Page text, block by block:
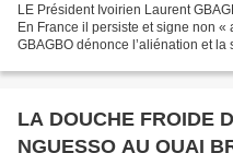
LE Président Ivoirien Laurent
En France il persiste et signe non
GBAGBO dénonce l’aliénation et la
LA DOUCHE FROIDE
NGUESSO AU QUAI